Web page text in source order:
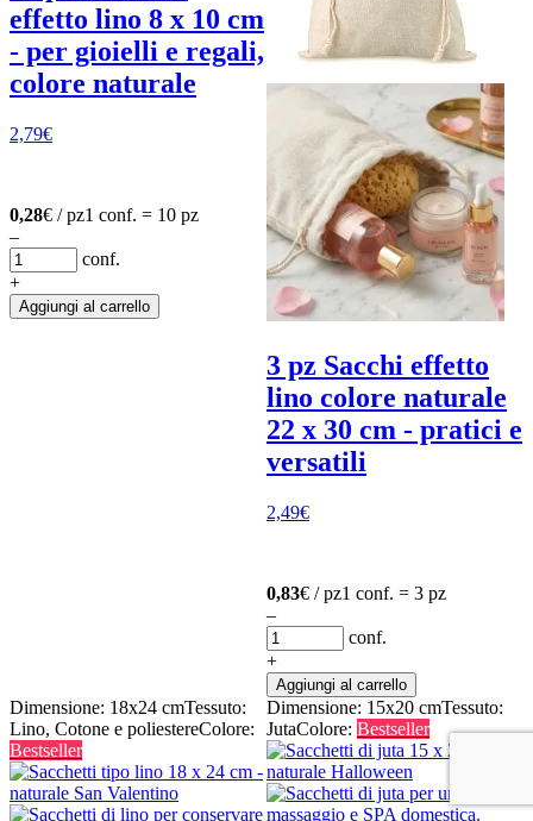
effetto lino 8 x 10 cm
- per gioielli e regali,
colore naturale
2,79€
0,28€ / pz1 conf. = 10 pz
–
conf.
+
Aggiungi al carrello
3 pz Sacchi effetto
lino colore naturale
22 x 30 cm - pratici e
versatili
2,49€
0,83€ / pz1 conf. = 3 pz
–
conf.
+
Aggiungi al carrello
Dimensione: 18x24 cmTessuto:
Lino, Cotone e poliestereColore:
Bestseller
Dimensione: 15x20 cmTessuto:
JutaColore: Bestseller